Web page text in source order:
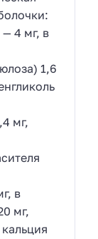
4 мг, в
1,6
мг,
в
мг,